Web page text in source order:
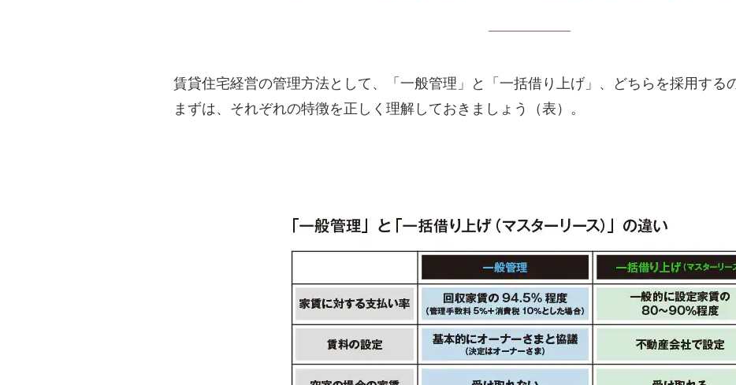
賃貸住宅経営の管理方法として、「一般管理」と「一括借り上げ」、どちらを採用する
まずは、それぞれの特徴を正しく理解しておきましょう（表）。